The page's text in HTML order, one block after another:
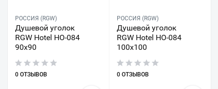
РОССИЯ (RGW)
Душевой уголок
RGW Hotel HO-084
90x90
0 ОТЗЫВОВ
РОССИЯ (RGW)
Душевой уголок
RGW Hotel HO-084
100x100
0 ОТЗЫВОВ